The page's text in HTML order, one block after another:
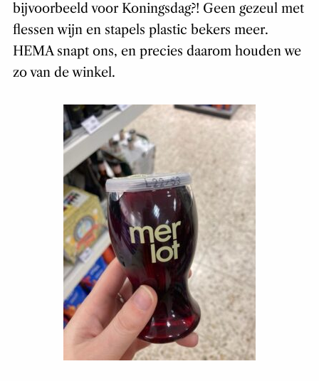
bijvoorbeeld voor Koningsdag?! Geen gezeul met
flessen wijn en stapels plastic bekers meer.
HEMA snapt ons, en precies daarom houden we
zo van de winkel.